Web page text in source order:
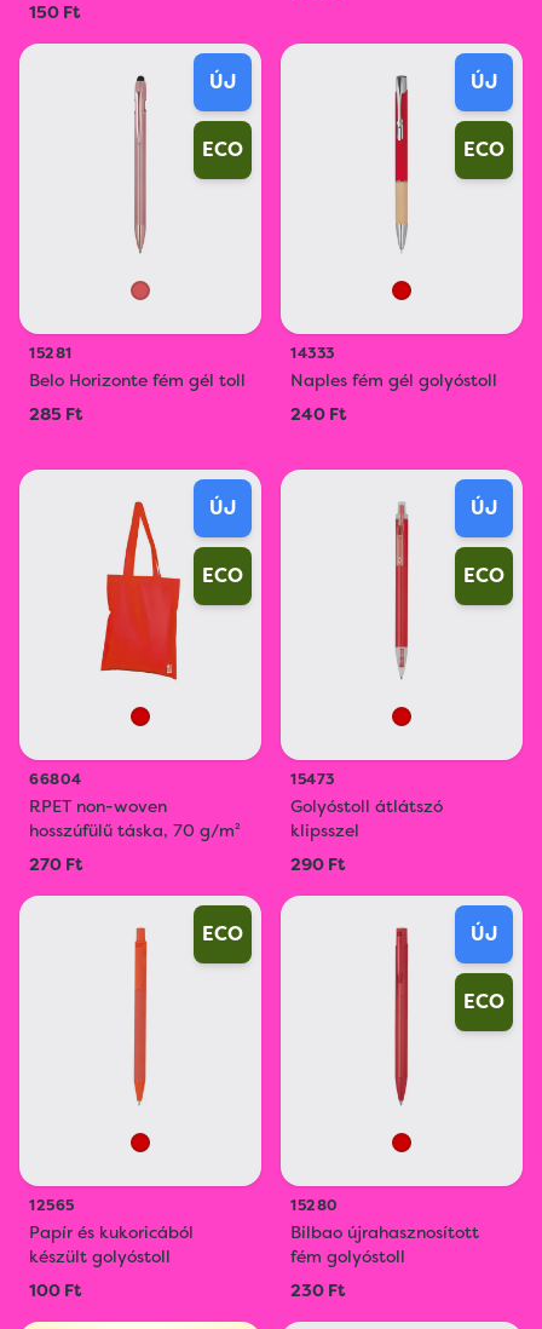
150 Ft
ÚJ
ECO
15281
Belo Horizonte fém gél toll
285 Ft
ÚJ
ECO
14333
Naples fém gél golyóstoll
240 Ft
ÚJ
ECO
66804
RPET non-woven
hosszúfülű táska, 70 g/m²
270 Ft
ÚJ
ECO
15473
Golyóstoll átlátszó
klipsszel
290 Ft
ECO
12565
Papír és kukoricából
készült golyóstoll
100 Ft
ÚJ
ECO
15280
Bilbao újrahasznosított
fém golyóstoll
230 Ft